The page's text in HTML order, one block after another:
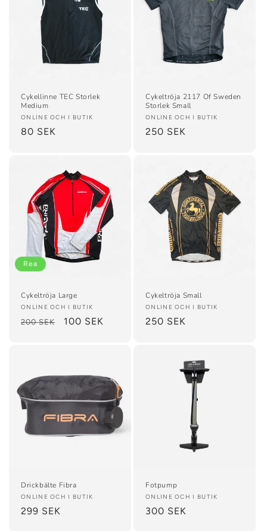
Cykellinne TEC Storlek
Medium
Säljare:
ONLINE OCH I BUTIK
Ordinarie
80 SEK
Cykeltröja 2117 Of Sweden
Storlek Small
Säljare:
ONLINE OCH I BUTIK
Ordinarie
250 SEK
Rea
Cykeltröja Large
Säljare:
ONLINE OCH I BUTIK
Ordinarie
200 SEK Försäljningspris
100 SEK
Cykeltröja Small
Säljare:
ONLINE OCH I BUTIK
Ordinarie
250 SEK
Drickbälte Fibra
Säljare:
ONLINE OCH I BUTIK
Ordinarie
299 SEK
Fotpump
Säljare:
ONLINE OCH I BUTIK
Ordinarie
300 SEK